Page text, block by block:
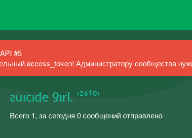
#5
access_token! Администратору сообщества
ƨuıcıde ƍırl. ‘²⁶¹⁰‘
Всего 1, за сегодня 0 сообщений отправлено